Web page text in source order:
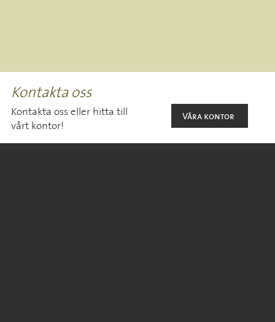
Kontakta oss
Kontakta oss eller hitta till
vårt kontor!
Våra kontor